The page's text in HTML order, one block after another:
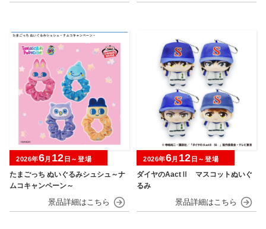
たまごっち ぬいぐるみシュシュ～ナ
ムコキャンペーン～
2026年6月 12 日～登場
ダイヤのAactⅡ マスコットぬいぐ
るみ
2026年6月 12 日～登場